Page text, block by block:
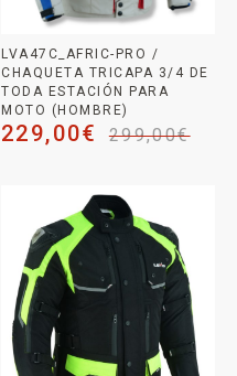
LVA47C_AFRIC-PRO /
CHAQUETA TRICAPA 3/4 DE
TODA ESTACIÓN PARA
MOTO (HOMBRE)
299,00€
229,00€